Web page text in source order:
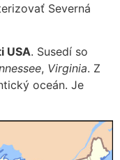
Severná
USA. Susedí so
, Virginia. Z
oceán. Je